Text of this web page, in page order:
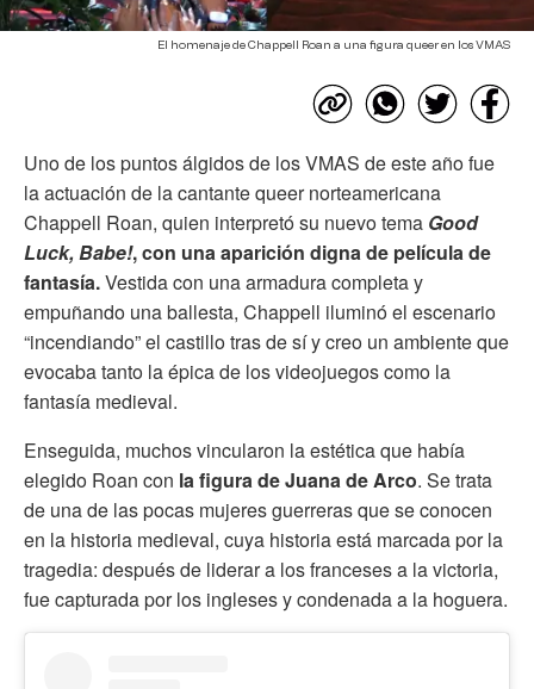
El homenaje de Chappell Roan a una figura queer en los VMAS
Uno de los puntos álgidos de los VMAS de este año fue
la actuación de la cantante queer norteamericana
Chappell Roan, quien interpretó su nuevo tema Good
Luck, Babe!, con una aparición digna de película de
fantasía.Vestida con una armadura completa y
empuñando una ballesta, Chappell iluminó el escenario
“incendiando” el castillo tras de sí y creo un ambiente que
evocaba tanto la épica de los videojuegos como la
fantasía medieval.
Enseguida, muchos vincularon la estética que había
elegido Roan con la figura de Juana de Arco. Se trata
de una de las pocas mujeres guerreras que se conocen
en la historia medieval, cuya historia está marcada por la
tragedia: después de liderar a los franceses a la victoria,
fue capturada por los ingleses y condenada a la hoguera.